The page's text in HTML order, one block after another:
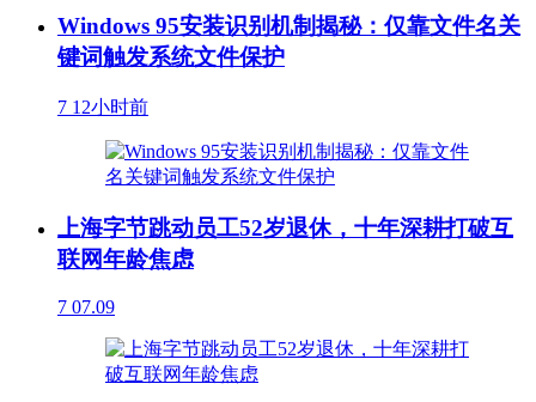
Windows 95安装识别机制揭秘：仅靠文件名关
键词触发系统文件保护
7 12小时前
上海字节跳动员工52岁退休，十年深耕打破互
联网年龄焦虑
7 07.09